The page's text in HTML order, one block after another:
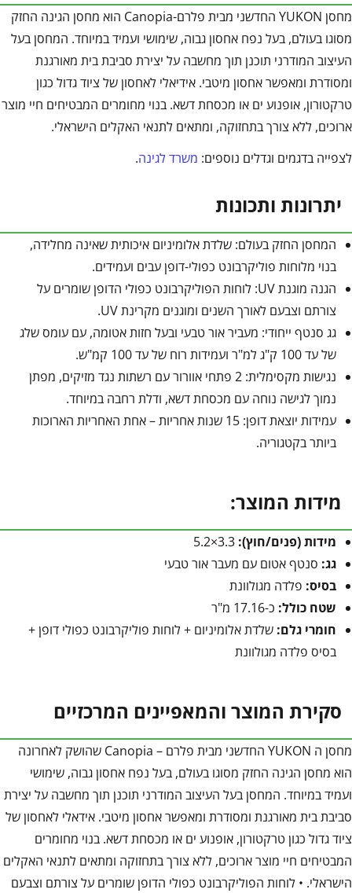
מחסן YUKON החדשני מבית פלרם-Canopia הוא מחסן הגינה החזק
מסוגו בעולם, בעל נפח אחסון גבוה, שימושי ועמיד במיוחד. המחסן בעל
העיצוב המודרני תוכנן תוך מחשבה על יצירת סביבת בית מאורגנת
ומסודרת ומאפשר אחסון מיטבי. אידיאלי לאחסון של ציוד גדול כגון
טרקטורון, אופנוע ים או מכסחת דשא. בנוי מחומרים המבטיחים חיי מוצר
ארוכים, ללא צורך בתחזוקה, ומתאים לתנאי האקלים הישראלי.
לצפייה בדגמים וגדלים נוספים: משרד לגינה.
יתרונות ותכונות
המחסן החזק בעולם: שלדת אלומיניום איכותית שאינה מחלידה,
בנוי מלוחות פוליקרבונט כפולי-דופן עבים ועמידים.
הגנה מוגנת UV: לוחות הפוליקרבונט כפולי הדופן שומרים על
צורתם וצבעם לאורך השנים ומוגנים מקרינת UV.
גג סנטף ייחודי: מעביר אור טבעי ובעל חזות אטומה, עם עומס שלג
של עד 100 ק"ג למ"ר ועמידות רוח של עד 100 קמ"ש.
נגישות מקסימלית: 2 פתחי אוורור עם רשתות נגד מזיקים, מפתן
נמוך לגישה נוחה עם מכסחת דשא, ודלת רחבה במיוחד.
עמידות יוצאת דופן: 15 שנות אחריות – אחת האחריות הארוכות
ביותר בקטגוריה.
מידות המוצר:
מידות (פנים/חוץ):
גג: סנטף אטום עם מעבר אור טבעי
בסיס: פלדה מגולוונת
שטח כולל: כ-17.16 מ"ר
חומרי גלם: שלדת אלומיניום + לוחות פוליקרבונט כפולי דופן +
בסיס פלדה מגולוונת
סקירת המוצר והמאפיינים המרכזיים
מחסן ה YUKON החדשני מבית פלרם – Canopia שהושק לאחרונה
הוא מחסן הגינה החזק מסוגו בעולם, בעל נפח אחסון גבוה, שימושי
ועמיד במיוחד. המחסן בעל העיצוב המודרני תוכנן תוך מחשבה על יצירת
סביבת בית מאורגנת ומסודרת ומאפשר אחסון מיטבי. אידאלי לאחסון של
ציוד גדול כגון טרקטורון, אופנוע ים או מכסחת דשא. בנוי מחומרים
המבטיחים חיי מוצר ארוכים, ללא צורך בתחזוקה ומתאים לתנאי האקלים
הישראלי. • לוחות הפוליקרבונט כפולי הדופן שומרים על צורתם וצבעם